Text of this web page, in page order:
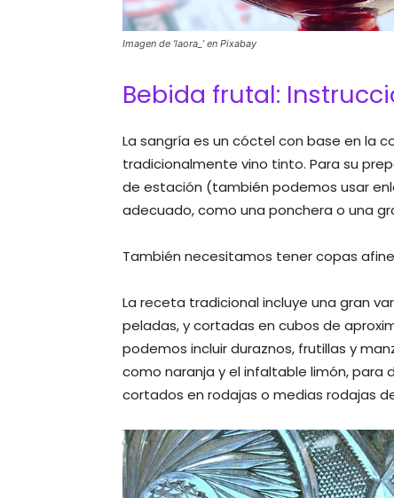
Imagen de ‘laora_’ en Pixabay
Bebida frutal:
La sangría es un cóctel con base en la
tradicionalmente vino tinto. Para su
de estación (también podemos usar
adecuado, como una ponchera o una
También necesitamos tener copas
La receta tradicional incluye una gran
peladas, y cortadas en cubos de
podemos incluir duraznos, frutillas y
como naranja y el infaltable limón, para
cortados en rodajas o medias rodajas